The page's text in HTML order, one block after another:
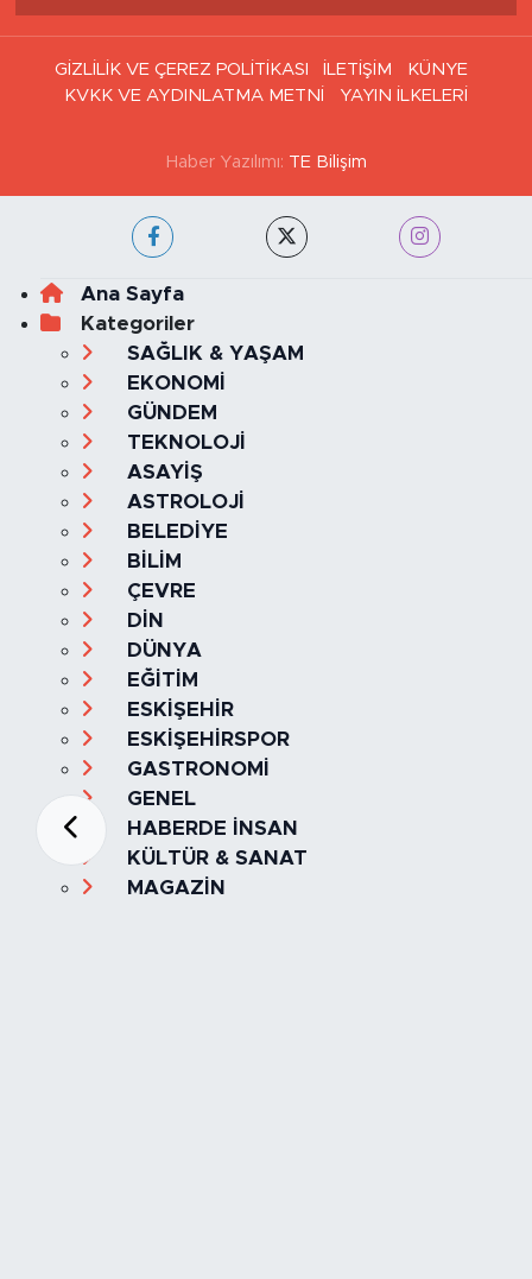
GİZLİLİK VE ÇEREZ POLİTİKASI İLETİŞİM
KÜNYE
KVKK VE AYDINLATMA METNİ
YAYIN İLKELERİ
Haber Yazılımı: TE Bilişim
Ana Sayfa
Kategoriler
SAĞLIK & YAŞAM
EKONOMİ
GÜNDEM
TEKNOLOJİ
ASAYİŞ
ASTROLOJİ
BELEDİYE
BİLİM
ÇEVRE
DİN
DÜNYA
EĞİTİM
ESKİŞEHİR
ESKİŞEHİRSPOR
GASTRONOMİ
GENEL
HABERDE İNSAN
KÜLTÜR & SANAT
MAGAZİN